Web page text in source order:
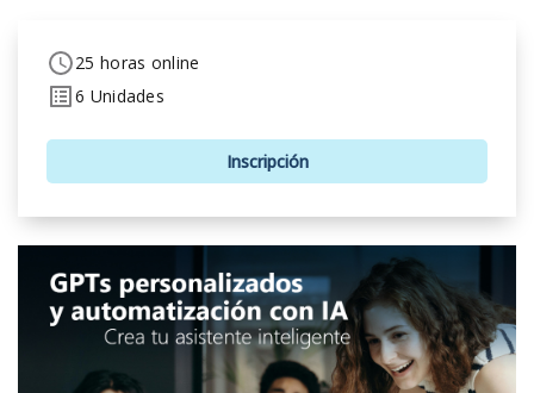
25 horas online
6 Unidades
Inscripción